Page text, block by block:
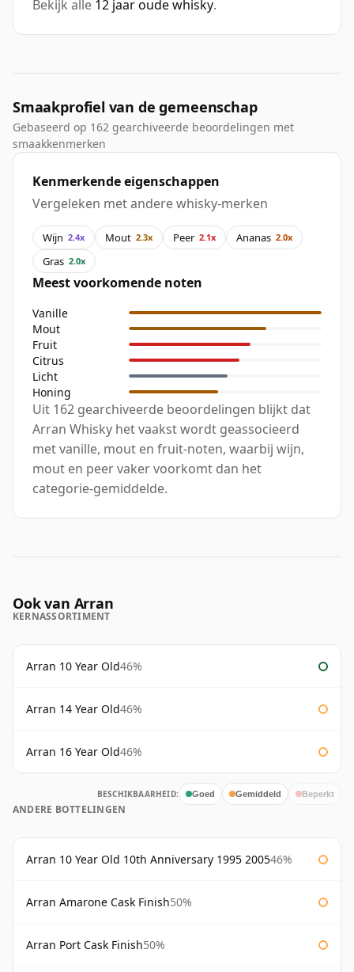
Bekijk alle 12 jaar oude whisky.
Smaakprofiel van de gemeenschap
Gebaseerd op 162 gearchiveerde beoordelingen met
smaakkenmerken
Kenmerkende eigenschappen
Vergeleken met andere whisky-merken
Wijn 2.4x Mout 2.3x Peer 2.1x Ananas 2.0x
Gras 2.0x
Meest voorkomende noten
Vanille
Mout
Fruit
Citrus
Licht
Honing
Uit 162 gearchiveerde beoordelingen blijkt dat
Arran Whisky het vaakst wordt geassocieerd
met vanille, mout en fruit-noten, waarbij wijn,
mout en peer vaker voorkomt dan het
categorie-gemiddelde.
Ook van Arran
KERNASSORTIMENT
Arran 10 Year Old46%
Arran 14 Year Old46%
Arran 16 Year Old46%
BESCHIKBAARHEID: Goed Gemiddeld Beperkt
ANDERE BOTTELINGEN
Arran 10 Year Old 10th Anniversary 1995 200546%
Arran Amarone Cask Finish50%
Arran Port Cask Finish50%